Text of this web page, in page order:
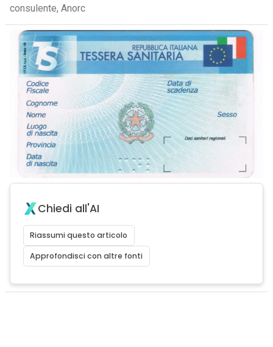
consulente, Anorc
Chiedi all'AI
Riassumi questo articolo
Approfondisci con altre fonti